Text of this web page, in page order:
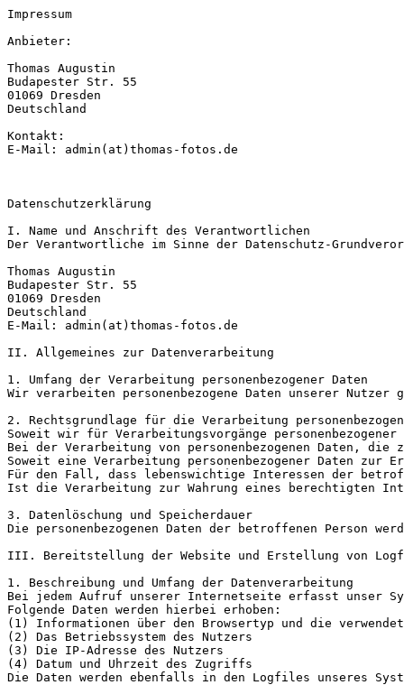
Impressum
Anbieter:
Thomas Augustin
Budapester Str. 55
01069 Dresden
Deutschland
Kontakt:
E-Mail: admin(at)thomas-fotos.de
Datenschutzerklärung
I. Name und Anschrift des Verantwortlichen
Der Verantwortliche im Sinne der Datenschutz-
Thomas Augustin
Budapester Str. 55
01069 Dresden
Deutschland
E-Mail: admin(at)thomas-fotos.de
II. Allgemeines zur Datenverarbeitung
1. Umfang der Verarbeitung personenbezogener Daten
Wir verarbeiten personenbezogene Daten unserer
2. Rechtsgrundlage für die Verarbeitung
Soweit wir für Verarbeitungsvorgänge
Bei der Verarbeitung von personenbezogenen Daten,
Soweit eine Verarbeitung personenbezogener Daten
Für den Fall, dass lebenswichtige Interessen der
Ist die Verarbeitung zur Wahrung eines berechtigten
3. Datenlöschung und Speicherdauer
Die personenbezogenen Daten der betroffenen Person
III. Bereitstellung der Website und Erstellung von
1. Beschreibung und Umfang der Datenverarbeitung
Bei jedem Aufruf unserer Internetseite erfasst unser
Folgende Daten werden hierbei erhoben:
(1) Informationen über den Browsertyp und die
(2) Das Betriebssystem des Nutzers
(3) Die IP-Adresse des Nutzers
(4) Datum und Uhrzeit des Zugriffs
Die Daten werden ebenfalls in den Logfiles unseres